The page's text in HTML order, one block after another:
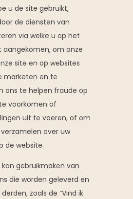
u de site gebruikt,
de diensten van
via welke u op het
om onze
site en op websites
marketen en te
ons te helpen fraude op
voorkomen of
uit te voeren, of om
over uw
de website.
gebruikmaken van
die worden geleverd en
zoals de “Vind ik